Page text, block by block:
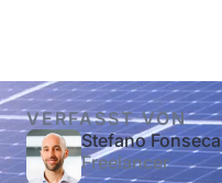
VERFASST VON
Stefano Fonseca
Freelancer